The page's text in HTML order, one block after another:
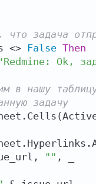
что задача
<> False Then
Ok,
в нашу
задачу
"" , _